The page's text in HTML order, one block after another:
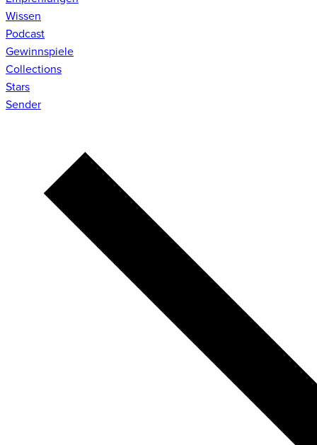
Wissen
Podcast
Gewinnspiele
Collections
Stars
Sender